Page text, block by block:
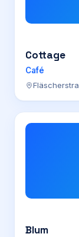
Cottage
Café
Blum